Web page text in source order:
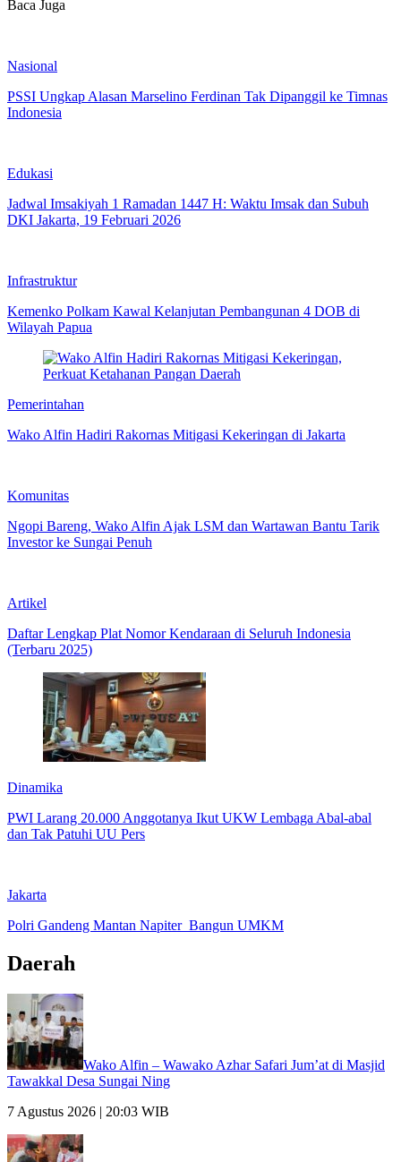
Baca Juga
Nasional
PSSI Ungkap Alasan Marselino Ferdinan Tak Dipanggil ke Timnas
Indonesia
Edukasi
Jadwal Imsakiyah 1 Ramadan 1447 H: Waktu Imsak dan Subuh
DKI Jakarta, 19 Februari 2026
Infrastruktur
Kemenko Polkam Kawal Kelanjutan Pembangunan 4 DOB di
Wilayah Papua
Pemerintahan
Wako Alfin Hadiri Rakornas Mitigasi Kekeringan di Jakarta
Komunitas
Ngopi Bareng, Wako Alfin Ajak LSM dan Wartawan Bantu Tarik
Investor ke Sungai Penuh
Artikel
Daftar Lengkap Plat Nomor Kendaraan di Seluruh Indonesia
(Terbaru 2025)
Dinamika
PWI Larang 20.000 Anggotanya Ikut UKW Lembaga Abal-abal
dan Tak Patuhi UU Pers
Jakarta
Polri Gandeng Mantan Napiter Bangun UMKM
Daerah
Wako Alfin – Wawako Azhar Safari Jum’at di Masjid
Tawakkal Desa Sungai Ning
7 Agustus 2026 | 20:03 WIB